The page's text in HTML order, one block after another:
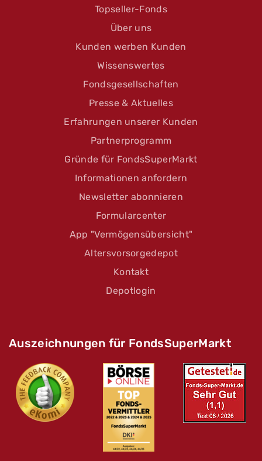
Topseller-Fonds
Über uns
Kunden werben Kunden
Wissenswertes
Fondsgesellschaften
Presse & Aktuelles
Erfahrungen unserer Kunden
Partnerprogramm
Gründe für FondsSuperMarkt
Informationen anfordern
Newsletter abonnieren
Formularcenter
App "Vermögensübersicht"
Altersvorsorgedepot
Kontakt
Depotlogin
Auszeichnungen für FondsSuperMarkt